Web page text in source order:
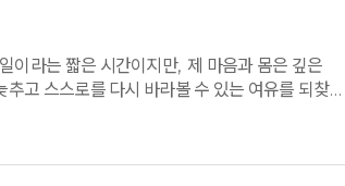
을 명상을 똥해 슬기롭게 대처해 갈 거란
이라는 짧은 시간이지만, 제 마음과 몸은 깊은
고 스스로를 다시 바라볼 수 있는 여유를 되찾곤
하고 요가를 하며 하루를 보내는 시간,같은
금 이 순간에 몰입하는 느낌이 얼마나 소중한지